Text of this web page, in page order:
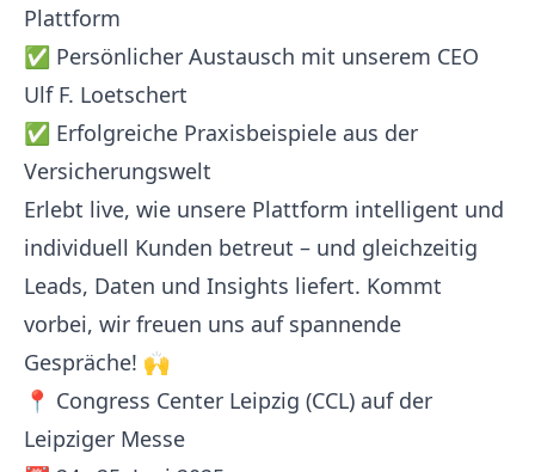
Plattform
✅ Persönlicher Austausch mit unserem CEO
Ulf F. Loetschert
✅ Erfolgreiche Praxisbeispiele aus der
Versicherungswelt
Erlebt live, wie unsere Plattform intelligent und
individuell Kunden betreut – und gleichzeitig
Leads, Daten und Insights liefert. Kommt
vorbei, wir freuen uns auf spannende
Gespräche! 🙌
📍 Congress Center Leipzig (CCL) auf der
Leipziger Messe